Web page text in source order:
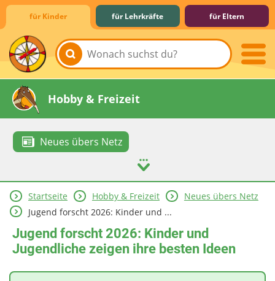
für Kinder für Lehrkräfte für Eltern
Lernen & Schule
Hobby & Freizeit
Neues übers Netz
Spiel & Spaß
Mitreden & Mitmachen
Startseite Hobby & Freizeit
Neues übers Netz
Jugend forscht 2026: Kinder und ...
Jugend forscht 2026: Kinder und
Jugendliche zeigen ihre besten Ideen